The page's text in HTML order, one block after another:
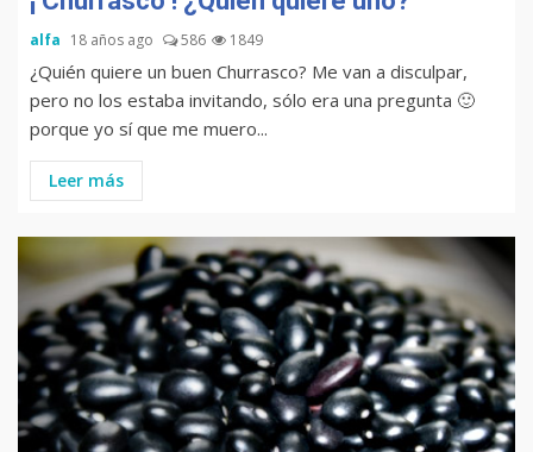
alfa 18 años ago 586 1849
¿Quién quiere un buen Churrasco? Me van a disculpar,
pero no los estaba invitando, sólo era una pregunta 🙂
porque yo sí que me muero...
Leer más